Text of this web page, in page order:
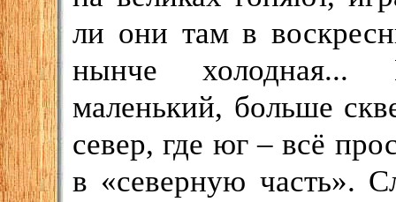
ли они там в
нынче холодная...
маленький, больше
север, где юг – всё
в «северную часть».